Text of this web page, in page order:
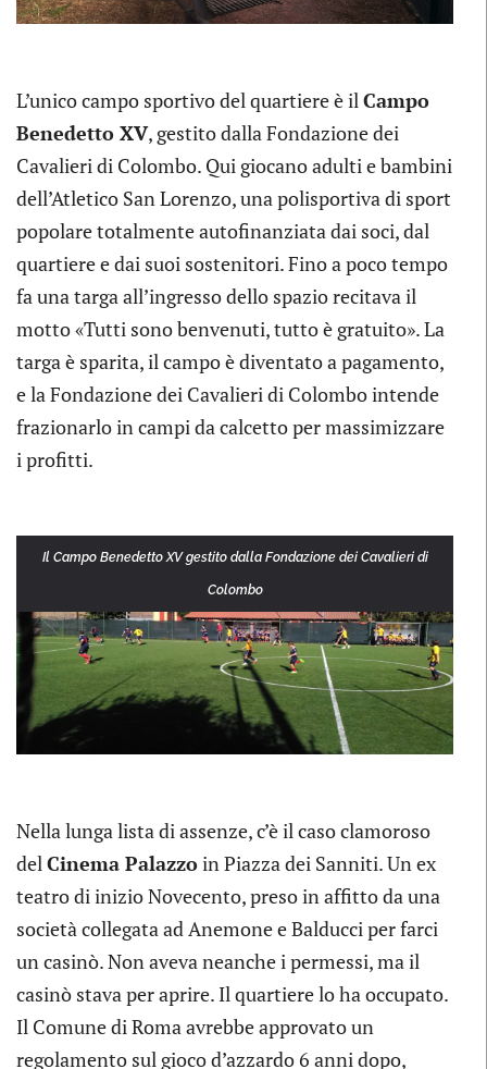
L’unico campo sportivo del quartiere è ilCampo
Benedetto XV, gestito dalla Fondazione dei
Cavalieri di Colombo. Qui giocano adulti e bambini
dell’Atletico San Lorenzo, una polisportiva di sport
popolare totalmente autofinanziata dai soci, dal
quartiere e dai suoi sostenitori. Fino a poco tempo
fa una targa all’ingresso dello spazio recitava il
motto «Tutti sono benvenuti, tutto è gratuito». La
targa è sparita, il campo è diventato a pagamento,
e la Fondazione dei Cavalieri di Colombo intende
frazionarlo in campi da calcetto per massimizzare
i profitti.
Il Campo Benedetto XV gestito dalla Fondazione dei Cavalieri di
Colombo
Nella lunga lista di assenze, c’è il caso clamoroso
delCinema Palazzoin Piazza dei Sanniti. Un ex
teatro di inizio Novecento, preso in affitto da una
società collegata ad Anemone e Balducci per farci
un casinò. Non aveva neanche i permessi, ma il
casinò stava per aprire. Il quartiere lo ha occupato.
Il Comune di Roma avrebbe approvato un
regolamento sul gioco d’azzardo 6 anni dopo,